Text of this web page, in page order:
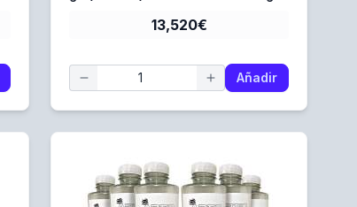
13,520€
Añadir